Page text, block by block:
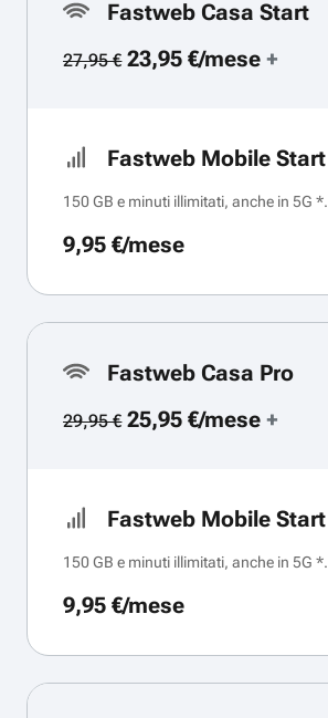
Fastweb Casa Start
27,95 €23,95 €/mese+
Fastweb Mobile Start
150 GB e minuti illimitati, anche in 5G *.
9,95 €/mese
Fastweb Casa Pro
29,95 €25,95 €/mese+
Fastweb Mobile Start
150 GB e minuti illimitati, anche in 5G *.
9,95 €/mese